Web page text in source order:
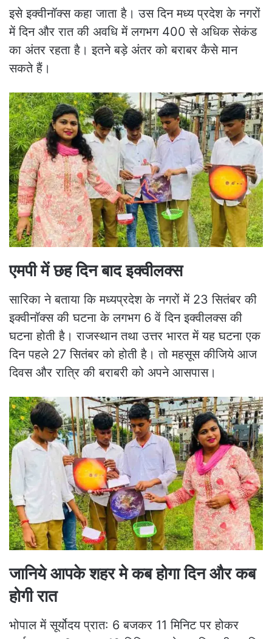
इसे इक्वीनॉक्स कहा जाता है। उस दिन मध्य प्रदेश के नगरों
में दिन और रात की अवधि में लगभग 400 से अधिक सेकंड
का अंतर रहता है। इतने बड़े अंतर को बराबर कैसे मान
सकते हैं।
एमपी में छह दिन बाद इक्वीलक्स
सारिका ने बताया कि मध्यप्रदेश के नगरों में 23 सितंबर की
इक्वीनॉक्स की घटना के लगभग 6 वें दिन इक्वीलक्स की
घटना होती है। राजस्थान तथा उत्तर भारत में यह घटना एक
दिन पहले 27 सितंबर को होती है। तो महसूस कीजिये आज
दिवस और रात्रि की बराबरी को अपने आसपास।
जानिये आपके शहर मे कब होगा दिन और कब
होगी रात
भोपाल में सूर्योदय प्रात: 6 बजकर 11 मिनिट पर होकर